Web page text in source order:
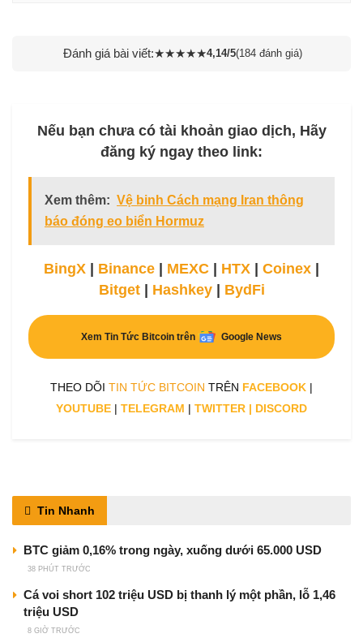
Đánh giá bài viết:★★★★★4,14/5(184 đánh giá)
Nếu bạn chưa có tài khoản giao dịch, Hãy
đăng ký ngay theo link:
Xem thêm: Vệ binh Cách mạng Iran thông
báo đóng eo biển Hormuz
BingX | Binance | MEXC | HTX | Coinex |
Bitget| Hashkey| BydFi
Xem Tin Tức Bitcoin trên Google News
THEO DÕI TIN TỨC BITCOIN TRÊN FACEBOOK |
YOUTUBE | TELEGRAM | TWITTER | DISCORD
Tin Nhanh
BTC giảm 0,16% trong ngày, xuống dưới 65.000 USD
38 PHÚT TRƯỚC
Cá voi short 102 triệu USD bị thanh lý một phần, lỗ 1,46
triệu USD
8 GIỜ TRƯỚC